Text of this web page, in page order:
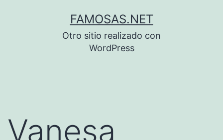
FAMOSAS.NET
Otro sitio realizado con
WordPress
Vanesa